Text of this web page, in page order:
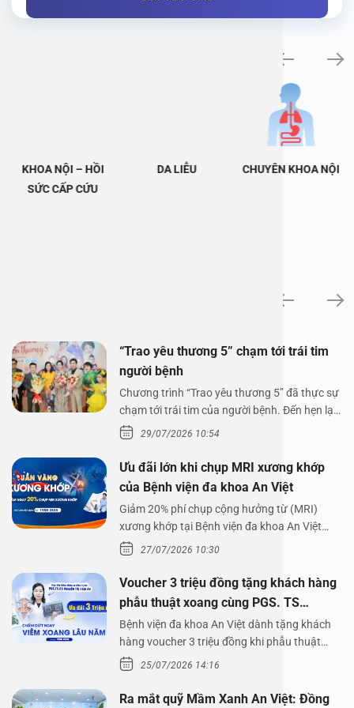
KHOA NỘI – HỒI
SỨC CẤP CỨU
DA LIỄU CHUYÊN KHOA NỘI
“Trao yêu thương 5” chạm tới trái tim
người bệnh
Chương trình “Trao yêu thương 5” đã thực sự
chạm tới trái tim của người bệnh. Đến hẹn lại
lên,…29/07/2026 10:54
Ưu đãi lớn khi chụp MRI xương khớp
của Bệnh viện đa khoa An Việt
Giảm 20% phí chụp cộng hưởng từ (MRI)
xương khớp tại Bệnh viện đa khoa An Việt
Bệnh viện đa…
27/07/2026 10:30
Voucher 3 triệu đồng tặng khách hàng
phẫu thuật xoang cùng PGS. TS
Nguyễn Thị Hoài An
Bệnh viện đa khoa An Việt dành tặng khách
hàng voucher 3 triệu đồng khi phẫu thuật
xoang cùng PGS.…
25/07/2026 14:16
Ra mắt quỹ Mầm Xanh An Việt: Đồng